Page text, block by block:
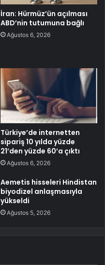
İran: Hürmüz’ün açılması
ABD’nin tutumuna bağlı
Ağustos 6, 2026
Türkiye’de internetten
sipariş 10 yılda yüzde
21’den yüzde 60’a çıktı
Ağustos 6, 2026
Aemetis hisseleri Hindistan
biyodizel anlaşmasıyla
yükseldi
Ağustos 5, 2026